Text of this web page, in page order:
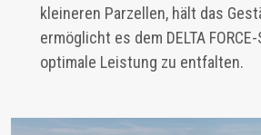
kleineren Parzellen, hält das
ermöglicht es dem DELTA
optimale Leistung zu entfalten.